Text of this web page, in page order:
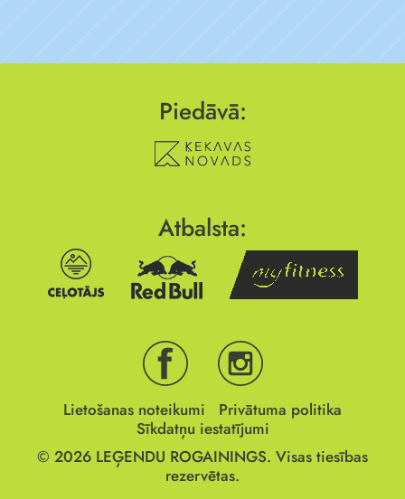
Piedāvā:
Atbalsta:
Lietošanas noteikumi
Privātuma politika
Sīkdatņu iestatījumi
© 2026 LEĢENDU ROGAININGS. Visas tiesības
rezervētas.